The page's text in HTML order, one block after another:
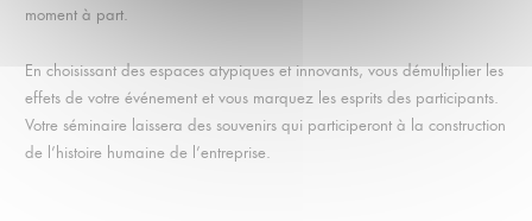
moment à part.
En choisissant des espaces atypiques et innovants, vous démultiplier les
effets de votre événement et vous marquez les esprits des participants.
Votre séminaire laissera des souvenirs qui participeront à la construction
de l’histoire humaine de l’entreprise.